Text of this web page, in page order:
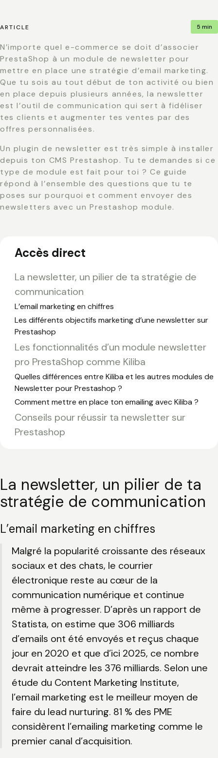
ARTICLE 5 min
N’importe quel e-commerce se doit d’associer
PrestaShop à un module de newsletter pour
mettre en place une stratégie d’email marketing.
Que tu sois au tout début de ton activité ou bien
en place depuis plusieurs années, la newsletter
est l’outil de communication qui sert à fidéliser
tes clients et augmenter tes ventes par des
offres personnalisées.
Un plugin de newsletter est très simple à installer
depuis ton CMS Prestashop. Tu te demandes si ce
type de module est fait pour toi ? Ce guide
répond à l’ensemble des questions que tu te
poses sur pourquoi et comment envoyer des
newsletters avec un Prestashop module.
Accès direct
La newsletter, un pilier de ta stratégie de
communication
L’email marketing en chiffres
Les différents objectifs marketing d’une newsletter sur
Prestashop
Les fonctionnalités d’un module newsletter
pro PrestaShop comme Kiliba
Quelles différences entre Kiliba et les autres modules de
Newsletter pour Prestashop ?
Comment mettre en place ton emailing avec Kiliba ?
Conseils pour réussir ta newsletter sur
Prestashop
La newsletter, un pilier de ta
stratégie de communication
L’email marketing en chiffres
Malgré la popularité croissante des réseaux
sociaux et des chats, le courrier
électronique reste au cœur de la
communication numérique et continue
même à progresser. D’après un rapport de
Statista, on estime que 306 milliards
d’emails ont été envoyés et reçus chaque
jour en 2020 et que d’ici 2025, ce nombre
devrait atteindre les 376 milliards. Selon une
étude du Content Marketing Institute,
l’email marketing est le meilleur moyen de
faire du lead nurturing. 81 % des PME
considèrent l’emailing marketing comme le
premier canal d’acquisition.